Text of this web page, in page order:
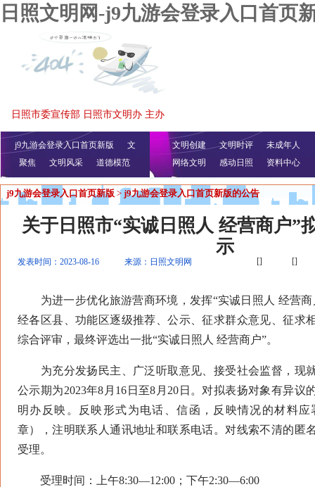
日照文明网-j9九游会登录入口首页
日照市委宣传部 日照市文明办 主办
j9九游会登录入口首页新版
文
明播报
公益视频
聚焦 文明风采 道德模范
文明创建 文明时评
未成年人
网络文明
感动日照 资料中心
j9九游会登录入口首页新版 > j9九游会登录入口首页新版的公告
关于日照市“实诚日照人 经营商户”
示
发表时间：2023-08-16 来源：日照文明网 [] []
为进一步优化旅游营商环境，发挥“实诚日照人 经营商
经各区县、功能区逐级推荐、公示、征求群众意见、征求
综合评审，最终评选出一批“实诚日照人 经营商户”。
为充分发扬民主、广泛听取意见、接受社会监督，现
公示期为2023年8月16日至8月20日。对拟表扬对象有异议
明办反映。反映形式为电话、信函，反映情况的材料
章），注明联系人通讯地址和联系电话。对线索不清的匿
受理。
受理时间：上午8:30—12:00；下午2:30—6:00